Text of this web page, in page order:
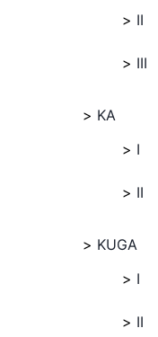
II
III
KA
I
II
KUGA
I
II